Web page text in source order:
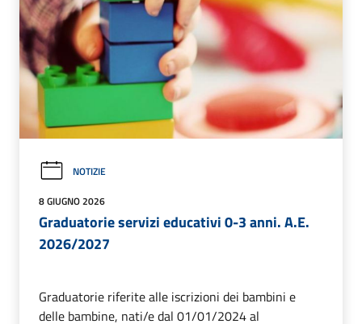
NOTIZIE
8 GIUGNO 2026
Graduatorie servizi educativi 0-3 anni. A.E.
2026/2027
Graduatorie riferite alle iscrizioni dei bambini e
delle bambine, nati/e dal 01/01/2024 al